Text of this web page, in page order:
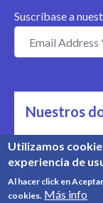
Suscríbase a
Nuestros
Nos apoyan
Conozca
Utilizamos
experiencia de
Al hacer click en
cookies. Más info